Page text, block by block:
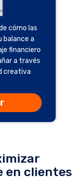
cómo las
balance a
financiero
a través
creativa
en clientes